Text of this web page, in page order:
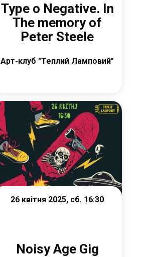
Type o Negative. In
The memory of
Peter Steele
Арт-клуб "Теплий Ламповий"
Детальніше
26 квітня 2025, сб. 16:30
Noisy Age Gig